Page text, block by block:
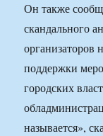
Он также
скандального
организаторов
поддержки
городских
называется»,